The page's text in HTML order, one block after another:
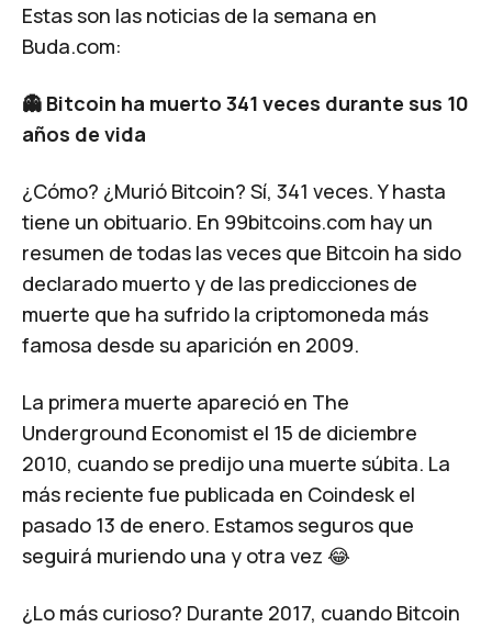
Estas son las noticias de la semana en
Buda.com:
👻 Bitcoin ha muerto 341 veces durante sus 10
años de vida
¿Cómo? ¿Murió Bitcoin? Sí, 341 veces. Y hasta
tiene un obituario. En 99bitcoins.com hay un
resumen de todas las veces que Bitcoin ha sido
declarado muerto y de las predicciones de
muerte que ha sufrido la criptomoneda más
famosa desde su aparición en 2009.
La primera muerte apareció en The
Underground Economist el 15 de diciembre
2010, cuando se predijo una muerte súbita. La
más reciente fue publicada en Coindesk el
pasado 13 de enero. Estamos seguros que
seguirá muriendo una y otra vez 😂
¿Lo más curioso? Durante 2017, cuando Bitcoin